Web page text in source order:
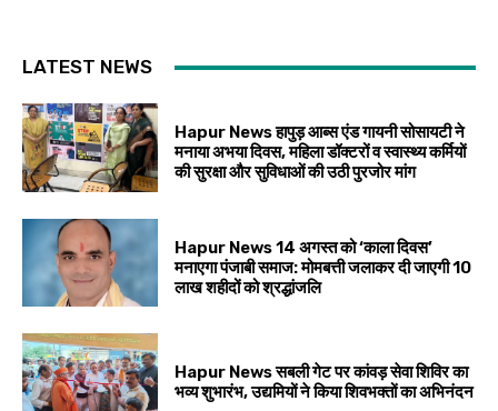
LATEST NEWS
Hapur News हापुड़ आब्स एंड गायनी सोसायटी ने
मनाया अभया दिवस, महिला डॉक्टरों व स्वास्थ्य कर्मियों
की सुरक्षा और सुविधाओं की उठी पुरजोर मांग
Hapur News 14 अगस्त को ‘काला दिवस’
मनाएगा पंजाबी समाज: मोमबत्ती जलाकर दी जाएगी 10
लाख शहीदों को श्रद्धांजलि
Hapur News सबली गेट पर कांवड़ सेवा शिविर का
भव्य शुभारंभ, उद्यमियों ने किया शिवभक्तों का अभिनंदन